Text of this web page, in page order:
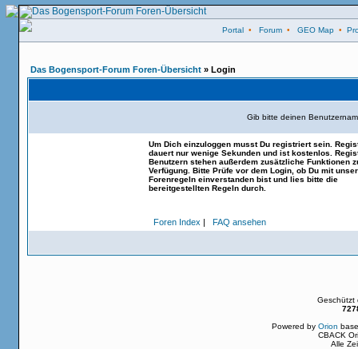
Portal • Forum • GEO Map •
Das Bogensport-Forum Foren-Übersicht » Login
Gib bitte deinen
Um Dich einzuloggen musst Du registriert sein.
dauert nur wenige Sekunden und ist kostenlos.
Benutzern stehen außerdem zusätzliche Funktionen
Verfügung. Bitte Prüfe vor dem Login, ob Du mit
Forenregeln einverstanden bist und lies bitte die
bereitgestellten Regeln durch.
Foren Index | FAQ ansehen
Geschützt
Powered by Orion
CBACK
Alle